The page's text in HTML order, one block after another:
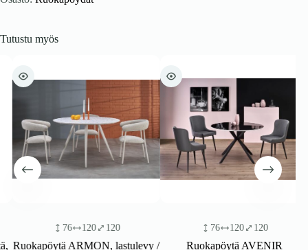
Tutustu myös
76 120 120
Ruokapöytä ARMON, lastulevy /
76 120 120
Ruokapöytä AVENIR